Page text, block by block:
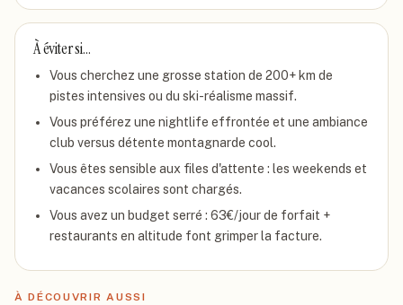
À éviter si…
Vous cherchez une grosse station de 200+ km de
pistes intensives ou du ski-réalisme massif.
Vous préférez une nightlife effrontée et une ambiance
club versus détente montagnarde cool.
Vous êtes sensible aux files d'attente : les weekends et
vacances scolaires sont chargés.
Vous avez un budget serré : 63€/jour de forfait +
restaurants en altitude font grimper la facture.
À DÉCOUVRIR AUSSI